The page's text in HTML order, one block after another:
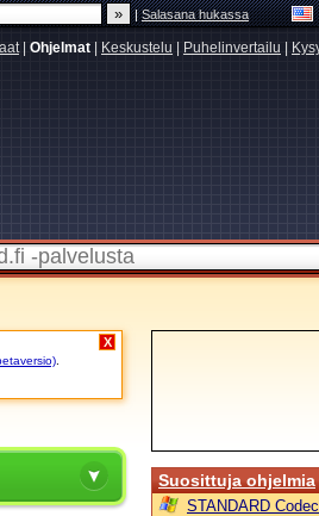
|Salasana hukassa
| Ohjelmat Keskustelu Puhelinvertailu
X
Suosittuja ohjelmia
STANDARD